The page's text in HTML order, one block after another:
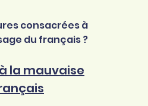
consacrées à
du français ?
la mauvaise